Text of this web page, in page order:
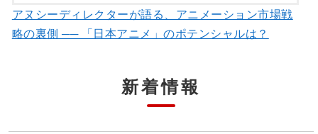
アヌシーディレクターが語る、アニメーション市場戦
略の裏側 ── 「日本アニメ」のポテンシャルは？
新着情報